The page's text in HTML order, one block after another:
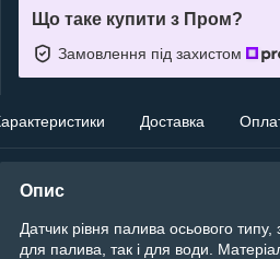
Що таке купити з Пром?
Замовлення під захистом
Доставка
Опис
Датчик рівня палива осьового
для палива, так і для води.